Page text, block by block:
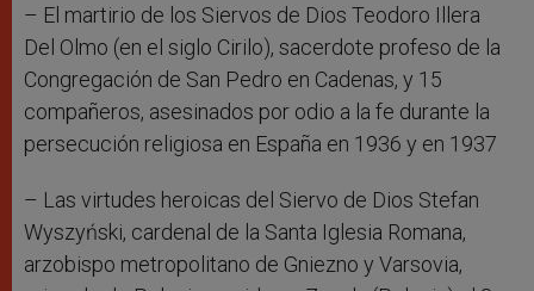
– El martirio de los Siervos de Dios Teodoro Illera
Del Olmo (en el siglo Cirilo), sacerdote profeso de la
Congregación de San Pedro en Cadenas, y 15
compañeros, asesinados por odio a la fe durante la
persecución religiosa en España en 1936 y en 1937
– Las virtudes heroicas del Siervo de Dios Stefan
Wyszyński, cardenal de la Santa Iglesia Romana,
arzobispo metropolitano de Gniezno y Varsovia,